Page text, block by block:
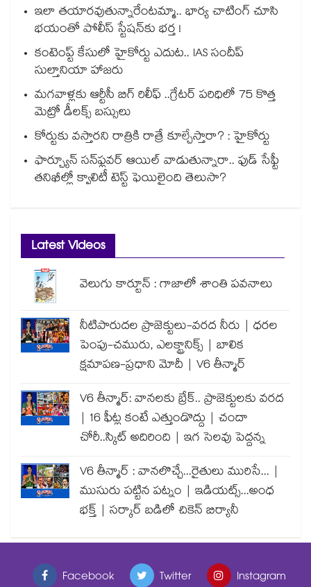
ఇలా తయారవుతున్నారేంటమ్మా.. భార్య చాటింగ్ చూసి
భయంతో పోలీస్ స్టేషన్⁫కు భర్త !
కంటెంప్ట్ కేసులో హైకోర్టు ఎదుట.. IAS సందీప్
సుల్తానియా హాజరు
మగవాళ్లకు ఆర్టీసీ బిగ్ రిలీఫ్ ..గ్రేటర్ పరిధిలో 75 కొత్త
మెట్రో డీలక్స్ బస్సులు
కోర్టుకు వస్తారని రాత్రికి రాత్రే కూల్చేస్తారా? : హైకోర్టు
ఫార్చ్యూన్ సన్‌ఫ్లవర్ ఆయిల్ వాడుతున్నారా.. ఫుడ్ సేఫ్టీ
తనిఖీల్లో క్వాలిటీ టెస్ట్ ఫెయిలైంది తెలుసా?
Latest Videos
వెలుగు కార్టూన్ : గాజాలో శాంతి పవనాలు
నీటిపారుదల ప్రాజెక్టులు-వరద నీరు | ధరల
పెంపు-చమురు, ఎలక్ట్రానిక్స్ | బాలిక
క్షమాపణ-ప్రధాని మోదీ | V6 తీన్మార్
V6 తీన్మార్: వానలకు బ్రేక్.. ప్రాజెక్టులకు వరద
| 16 ఫీట్ల కంటే ఎత్తుండొద్దు | చందా
చోరీ..స్కిట్ అదిరింది | ఇగ సెలవు పెద్దన్న
V6 తీన్మార్ : వానలొచ్చే...రైతులు మురిసే... |
ముసురు పట్టిన పట్నం | ఇడియట్స్...అంధ
భక్త్ | సర్కార్ బడిలో చికెన్ బిర్యానీ
Facebook Twitter Instagram